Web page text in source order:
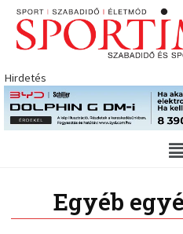
Skip
content
Hirdetés
Egyéb